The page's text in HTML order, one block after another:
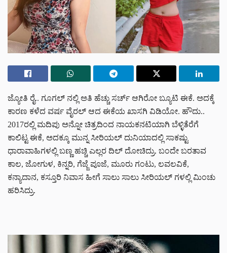
ಜ್ಯೋತಿ ರೈ.. ಗೂಗಲ್ ನಲ್ಲಿ ಅತಿ ಹೆಚ್ಚು ಸರ್ಚ್ ಆಗಿರೋ ಬ್ಯೂಟಿ ಈಕೆ. ಅದಕ್ಕೆ
ಕಾರಣ ಕಳೆದ ವರ್ಷ ವೈರಲ್ ಆದ ಈಕೆಯ ಖಾಸಗಿ ವಿಡಿಯೋ. ಹೌದು..
2017ರಲ್ಲಿ ಮದಿಪು ಅನ್ನೋ ಚಿತ್ರದಿಂದ ನಾಯಕನಟಿಯಾಗಿ ಬೆಳ್ಳಿತೆರೆಗೆ
ಕಾಲಿಟ್ಟ ಈಕೆ, ಅದಕ್ಕೂ ಮುನ್ನ ಸೀರಿಯಲ್ ದುನಿಯಾದಲ್ಲಿ ಸಾಕಷ್ಟು
ಧಾರಾವಾಹಿಗಳಲ್ಲಿ ಬಣ್ಣ ಹಚ್ಚಿ ಎಲ್ಲರ ದಿಲ್ ದೋಚಿದ್ರು. ಬಂದೇ ಬರತಾವ
ಕಾಲ, ಜೋಗುಳ, ಕಿನ್ನರಿ, ಗೆಜ್ಜೆ ಪೂಜೆ, ಮೂರು ಗಂಟು, ಲವಲವಿಕೆ,
ಕನ್ಯಾದಾನ, ಕಸ್ತೂರಿ ನಿವಾಸ ಹೀಗೆ ಸಾಲು ಸಾಲು ಸೀರಿಯಲ್ ಗಳಲ್ಲಿ ಮಿಂಚು
ಹರಿಸಿದ್ರು.